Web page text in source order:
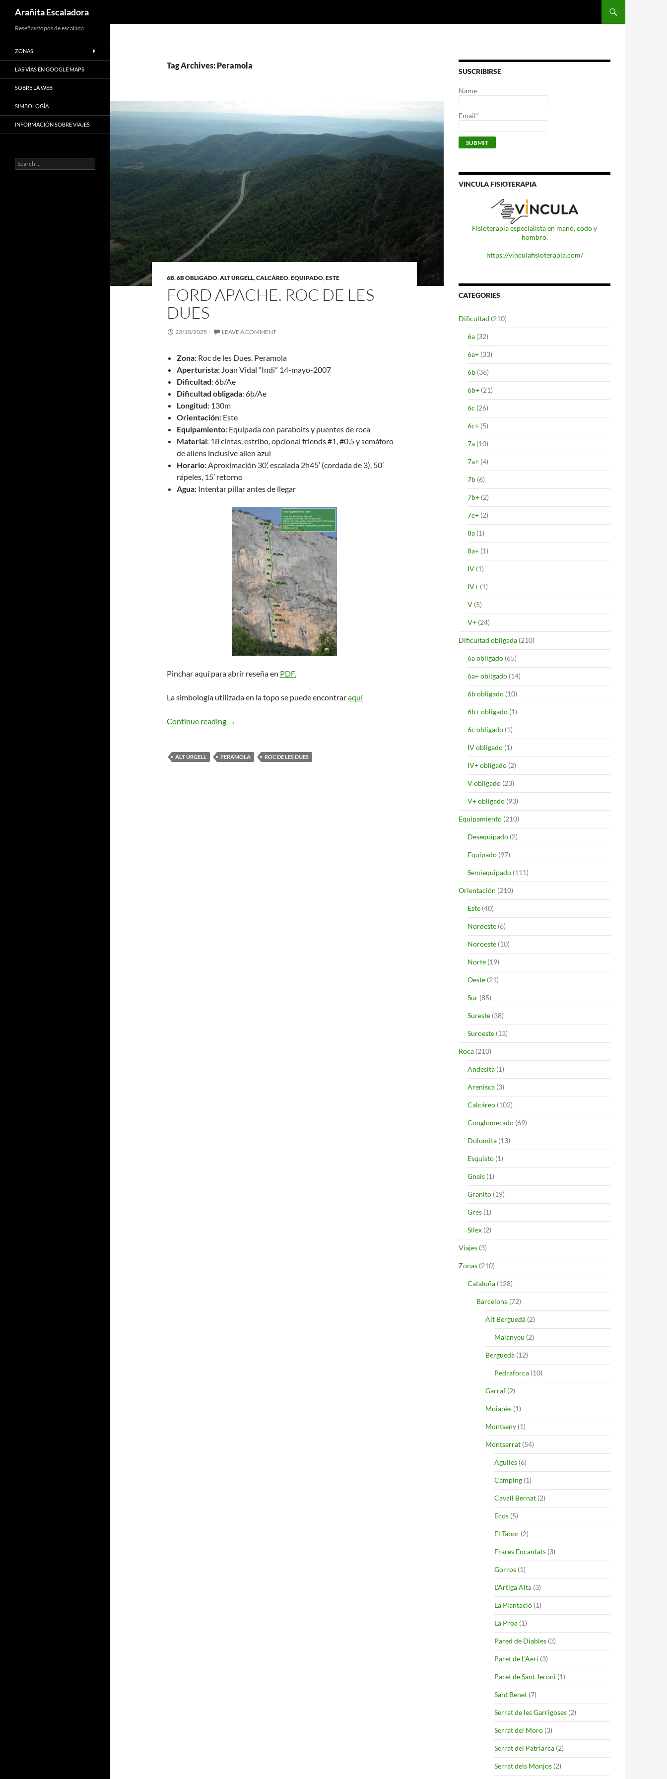
to
content
Arañita Escaladora
Tag Archives: Peramola
6B,6B OBLIGADO,ALT URGELL,CALCÁREO,EQUIPADO,ESTE
FORD APACHE. ROC DE LES
DUES
22/10/2025 LEAVE A COMMENT
Zona: Roc de les Dues. Peramola
Aperturista: Joan Vidal “Indi” 14-mayo-2007
Dificultad: 6b/Ae
Dificultad obligada: 6b/Ae
Longitud: 130m
Orientación: Este
Equipamiento: Equipada con parabolts y puentes de roca
Material: 18 cintas, estribo, opcional friends #1, #0.5 y semáforo
de aliens inclusive alien azul
Horario: Aproximación 30’, escalada 2h45’ (cordada de 3), 50’
rápeles, 15′ retorno
Agua: Intentar pillar antes de llegar
Pinchar aquí para abrir reseña en PDF.
La simbología utilizada en la topo se puede encontraraquí
Continue reading Ford Apache. Roc de les Dues
→
ALT URGELL PERAMOLA ROC DE LES DUES
SUSCRIBIRSE
Name
Email*
VINCULA FISIOTERAPIA
Fisioterapia especialista en mano, codo y
hombro.
https://vinculafisioterapia.com/
CATEGORIES
Dificultad (210)
6a (32)
6a+ (33)
6b (36)
6b+ (21)
6c (26)
6c+ (5)
7a (10)
7a+ (4)
7b (6)
7b+ (2)
7c+ (2)
8a (1)
8a+ (1)
IV (1)
IV+ (1)
V (5)
V+ (24)
Dificultad obligada (210)
6a obligado (65)
6a+ obligado (14)
6b obligado (10)
6b+ obligado (1)
6c obligado (1)
IV obligado (1)
IV+ obligado (2)
V obligado (23)
V+ obligado (93)
Equipamiento (210)
Desequipado (2)
Equipado (97)
Semiequipado (111)
Orientación (210)
Este (40)
Nordeste (6)
Noroeste (10)
Norte (19)
Oeste (21)
Sur (85)
Sureste (38)
Suroeste (13)
Roca (210)
Andesita (1)
Arenisca (3)
Calcáreo (102)
Conglomerado (69)
Dolomita (13)
Esquisto (1)
Gneis (1)
Granito (19)
Gres (1)
Silex (2)
Viajes (3)
Zonas (210)
Cataluña (128)
Barcelona (72)
Alt Berguedà (2)
Malanyeu (2)
Berguedà (12)
Pedraforca (10)
Garraf (2)
Moianès (1)
Montseny (1)
Montserrat (54)
Agulles (6)
Camping (1)
Cavall Bernat (2)
Ecos (5)
El Tabor (2)
Frares Encantats (3)
Gorros (1)
L'Artiga Alta (3)
La Plantació (1)
La Proa (1)
Pared de Diables (3)
Paret de L'Aeri (3)
Paret de Sant Jeroni (1)
Sant Benet (7)
Serrat de les Garrigoses (2)
Serrat del Moro (3)
Serrat del Patriarca (2)
Serrat dels Monjos (2)
Reseñas/topos de escalada
ZONAS
LAS VÍAS EN GOOGLE MAPS
SOBRE LA WEB
SIMBOLOGÍA
INFORMACIÓN SOBRE VIAJES
Search
for: